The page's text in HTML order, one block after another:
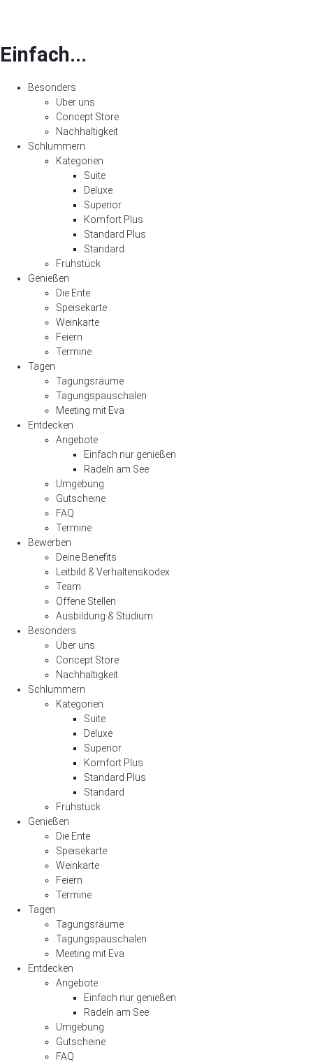
Einfach...
Besonders
Über uns
Concept Store
Nachhaltigkeit
Schlummern
Kategorien
Suite
Deluxe
Superior
Komfort Plus
Standard Plus
Standard
Frühstück
Genießen
Die Ente
Speisekarte
Weinkarte
Feiern
Termine
Tagen
Tagungsräume
Tagungspauschalen
Meeting mit Eva
Entdecken
Angebote
Einfach nur genießen
Radeln am See
Umgebung
Gutscheine
FAQ
Termine
Bewerben
Deine Benefits
Leitbild & Verhaltenskodex
Team
Offene Stellen
Ausbildung & Studium
Besonders
Über uns
Concept Store
Nachhaltigkeit
Schlummern
Kategorien
Suite
Deluxe
Superior
Komfort Plus
Standard Plus
Standard
Frühstück
Genießen
Die Ente
Speisekarte
Weinkarte
Feiern
Termine
Tagen
Tagungsräume
Tagungspauschalen
Meeting mit Eva
Entdecken
Angebote
Einfach nur genießen
Radeln am See
Umgebung
Gutscheine
FAQ